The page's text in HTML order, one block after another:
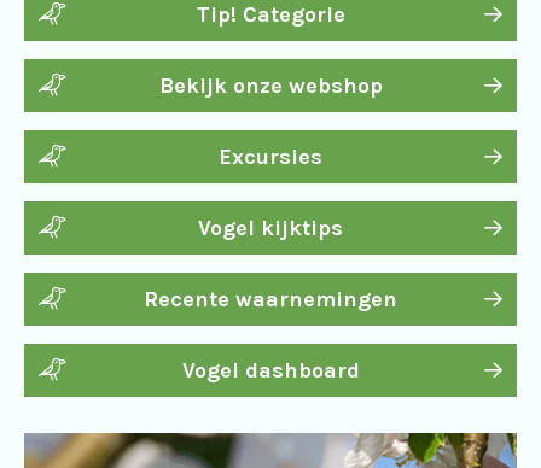
Tip! Categorie
Bekijk onze webshop
Excursies
Vogel kijktips
Recente waarnemingen
Vogel dashboard